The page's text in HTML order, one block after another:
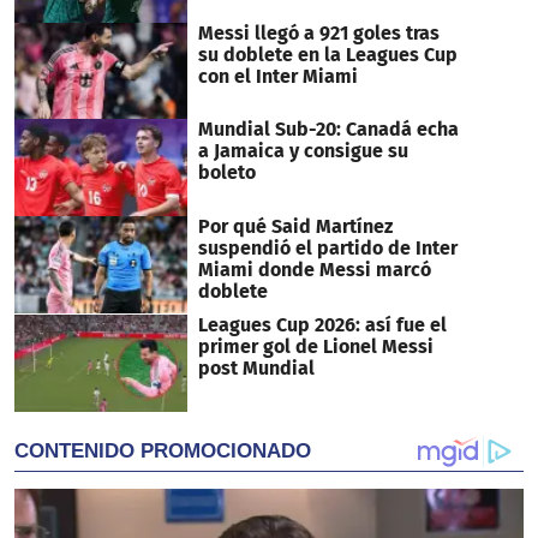
Messi llegó a 921 goles tras
su doblete en la Leagues Cup
con el Inter Miami
Mundial Sub-20: Canadá echa
a Jamaica y consigue su
boleto
Por qué Said Martínez
suspendió el partido de Inter
Miami donde Messi marcó
doblete
Leagues Cup 2026: así fue el
primer gol de Lionel Messi
post Mundial